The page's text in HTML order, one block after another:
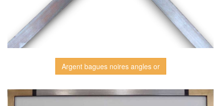
Argent bagues noires angles or